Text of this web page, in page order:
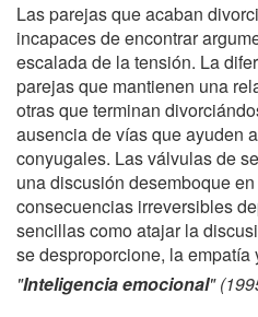
Las parejas que acaban
incapaces de encontrar
escalada de la tensión. La
parejas que mantienen una
otras que terminan
ausencia de vías que ayuden
conyugales. Las válvulas de
una discusión desemboque
consecuencias irreversibles
sencillas como atajar la
se desproporcione, la empatía
"Inteligencia emocional"